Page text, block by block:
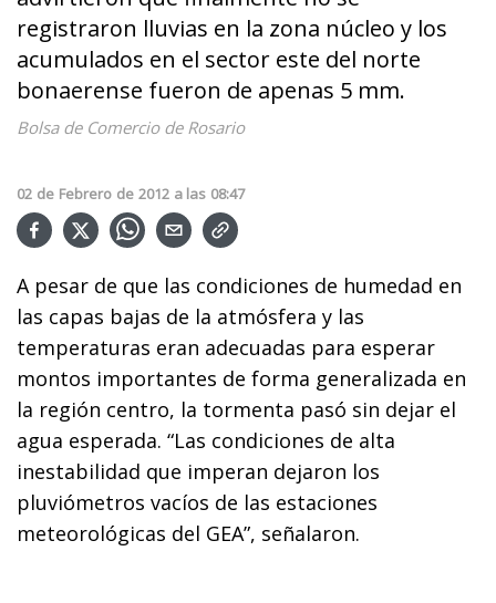
registraron lluvias en la zona núcleo y los
acumulados en el sector este del norte
bonaerense fueron de apenas 5 mm.
Bolsa de Comercio de Rosario
02 de Febrero de 2012 a las 08:47
A pesar de que las condiciones de humedad en
las capas bajas de la atmósfera y las
temperaturas eran adecuadas para esperar
montos importantes de forma generalizada en
la región centro, la tormenta pasó sin dejar el
agua esperada. “Las condiciones de alta
inestabilidad que imperan dejaron los
pluviómetros vacíos de las estaciones
meteorológicas del GEA”, señalaron.